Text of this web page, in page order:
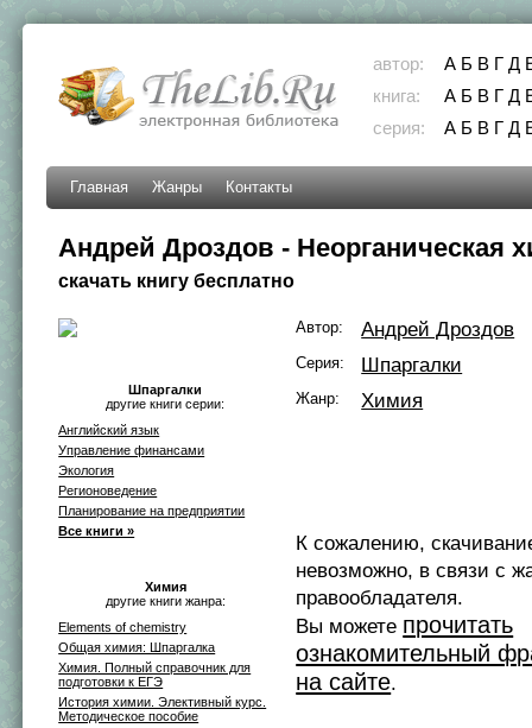
автор: А Б В Г Д
книга:
А Б В Г Д
серия:
А Б В Г Д
Главная Жанры Контакты
Андрей Дроздов - Неорганическая
скачать книгу бесплатно
Шпаргалки
другие книги серии:
Английский язык
Управление финансами
Экология
Регионоведение
Планирование на предприятии
Все книги »
Химия
другие книги жанра:
Elements of chemistry
Общая химия: Шпаргалка
Химия. Полный справочник для
подготовки к ЕГЭ
История химии. Элективный курс.
Методическое пособие
Автор: Андрей Дроздов
Серия: Шпаргалки
Жанр: Химия
К сожалению,
невозможно, в связи с
правообладателя.
Вы можете прочитать
ознакомительный
на сайте.